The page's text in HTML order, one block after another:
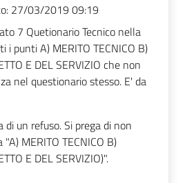
27/03/2019 09:19
7 Quetionario Tecnico nella
i punti A) MERITO TECNICO B)
E DEL SERVIZIO che non
nel questionario stesso. E' da
di un refuso. Si prega di non
MERITO TECNICO B)
E DEL SERVIZIO)".